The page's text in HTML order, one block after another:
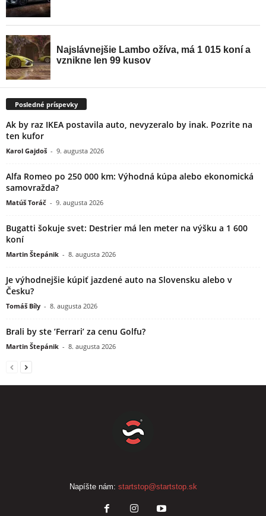
Posledné príspevky
Ak by raz IKEA postavila auto, nevyzeralo by inak. Pozrite na
ten kufor
Karol Gajdoš - 9. augusta 2026
Alfa Romeo po 250 000 km: Výhodná kúpa alebo ekonomická
samovražda?
Matúš Toráč - 9. augusta 2026
Bugatti šokuje svet: Destrier má len meter na výšku a 1 600
koní
Martin Štepánik - 8. augusta 2026
Je výhodnejšie kúpiť jazdené auto na Slovensku alebo v
Česku?
Tomáš Bíly - 8. augusta 2026
Brali by ste ’Ferrari’ za cenu Golfu?
Martin Štepánik - 8. augusta 2026
Napíšte nám: startstop@startstop.sk